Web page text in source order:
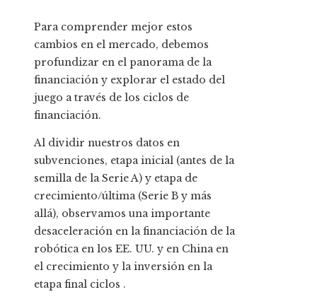
Para comprender mejor estos
cambios en el mercado, debemos
profundizar en el panorama de la
financiación y explorar el estado del
juego a través de los ciclos de
financiación.
Al dividir nuestros datos en
subvenciones, etapa inicial (antes de la
semilla de la Serie A) y etapa de
crecimiento/última (Serie B y más
allá), observamos una importante
desaceleración en la financiación de la
robótica en los EE. UU. y en China en
el crecimiento y la inversión en la
etapa final ciclos .